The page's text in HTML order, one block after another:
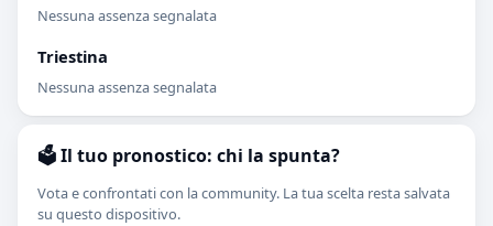
Nessuna assenza segnalata
Triestina
Nessuna assenza segnalata
🗳️ Il tuo pronostico: chi la spunta?
Vota e confrontati con la community. La tua scelta resta salvata
su questo dispositivo.